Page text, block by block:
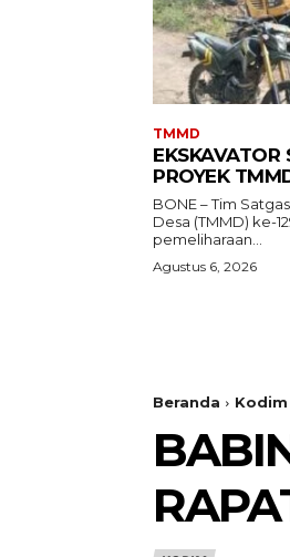
TMMD
EKSKAVATOR
PROYEK
BONE – Tim
Desa (TMMD) ke-
pemeliharaan...
Agustus 6, 2026